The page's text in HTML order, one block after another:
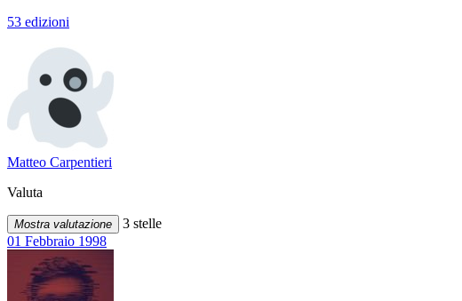
53 edizioni
Matteo Carpentieri
Valuta
Mostra valutazione
3 stelle
01 Febbraio 1998